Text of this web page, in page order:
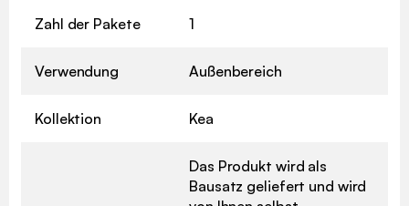
Zahl der Pakete 1
Verwendung Außenbereich
Kollektion Kea
Das Produkt wird als
Bausatz geliefert und wird